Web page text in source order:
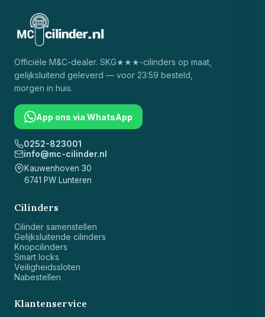
Officiële M&C-dealer. SKG★★★-cilinders op maat,
gelijksluitend geleverd — voor 23:59 besteld,
morgen in huis.
App ons via WhatsApp
0252-823001
info@mc-cilinder.nl
Kauwenhoven 30
6741 PW Lunteren
Cilinders
Cilinder samenstellen
Gelijksluitende cilinders
Knopcilinders
Smart locks
Veiligheidssloten
Nabestellen
Klantenservice